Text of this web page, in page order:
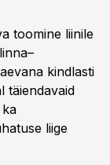
toomine liinile
kindlasti
täiendavaid
ka
liige